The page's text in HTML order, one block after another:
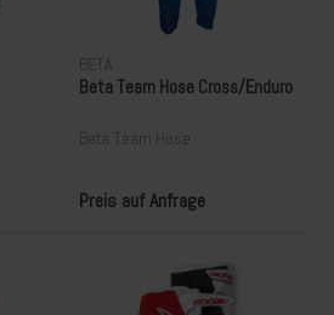
BETA
Beta Team Hose Cross/Enduro
Beta Team Hose
Preis auf Anfrage